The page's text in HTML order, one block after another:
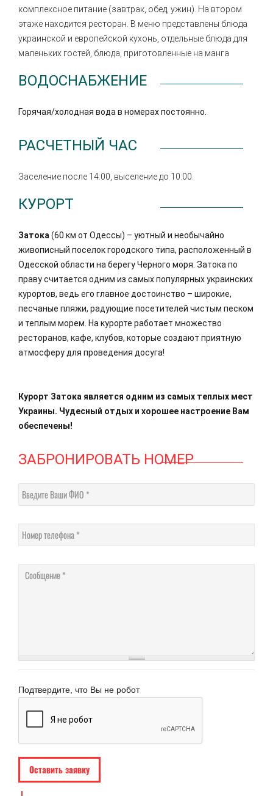
комплексное питание (завтрак, обед, ужин). На втором
этаже находится ресторан. В меню представлены блюда
украинской и европейской кухонь, отдельные блюда для
маленьких гостей, блюда, приготовленные на манга
ВОДОСНАБЖЕНИЕ
Горячая/холодная вода в номерах постоянно.
РАСЧЕТНЫЙ ЧАС
Заселение после 14:00, выселение до 10:00.
КУРОРТ
Затока (60 км от Одессы) – уютный и необычайно
живописный поселок городского типа, расположенный в
Одесской области на берегу Черного моря. Затока по
праву считается одним из самых популярных украинских
курортов, ведь его главное достоинство – широкие,
песчаные пляжи, радующие посетителей чистым песком
и теплым морем. На курорте работает множество
ресторанов, кафе, клубов, которые создают приятную
атмосферу для проведения досуга!
Курорт Затока является одним из самых теплых мест
Украины. Чудесный отдых и хорошее настроение Вам
обеспечены!
ЗАБРОНИРОВАТЬ НОМЕР
Введите Ваши ФИО
Номер телефона
Сообщение
Подтвердите, что Вы не робот